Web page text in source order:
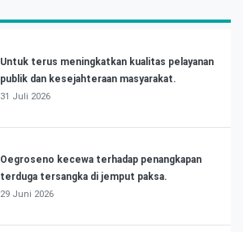
Untuk terus meningkatkan kualitas pelayanan
publik dan kesejahteraan masyarakat.
31 Juli 2026
Oegroseno kecewa terhadap penangkapan
terduga tersangka di jemput paksa.
29 Juni 2026